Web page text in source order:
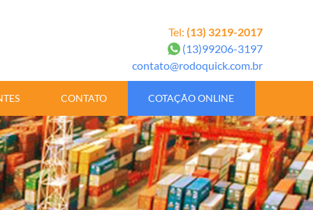
Tel: (13) 3219-2017
(13)99206-3197
contato@rodoquick.com.br
CONTATO COTAÇÃO ONLINE